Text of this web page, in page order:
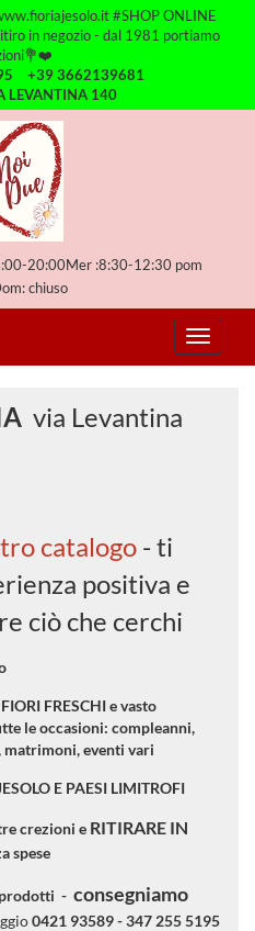
#SHOP ONLINE
in negozio - dal 1981 portiamo
+39 3662139681
LEVANTINA 140
20:00Mer :8:30-12:30 pom
chiuso
via Levantina
catalogo - ti
positiva e
ciò che cerchi
FRESCHI e vasto
le occasioni: compleanni,
matrimoni, eventi vari
E PAESI LIMITROFI
crezioni e RITIRARE IN
spese
- consegniamo
0421 93589 - 347 255 5195